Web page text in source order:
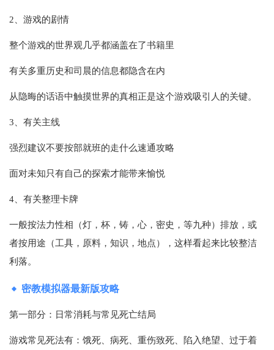
2、游戏的剧情
整个游戏的世界观几乎都涵盖在了书籍里
有关多重历史和司晨的信息都隐含在内
从隐晦的话语中触摸世界的真相正是这个游戏吸引人的关键。
3、有关主线
强烈建议不要按部就班的走什么速通攻略
面对未知只有自己的探索才能带来愉悦
4、有关整理卡牌
一般按法力性相（灯，杯，铸，心，密史，等九种）排放，或
者按用途（工具，原料，知识，地点），这样看起来比较整洁
利落。
密教模拟器最新版攻略
第一部分：日常消耗与常见死亡结局
游戏常见死法有：饿死、病死、重伤致死、陷入绝望、过于着